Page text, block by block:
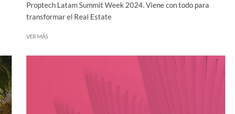
Proptech Latam Summit Week 2024. Viene con todo para
transformar el Real Estate
VER MÁS